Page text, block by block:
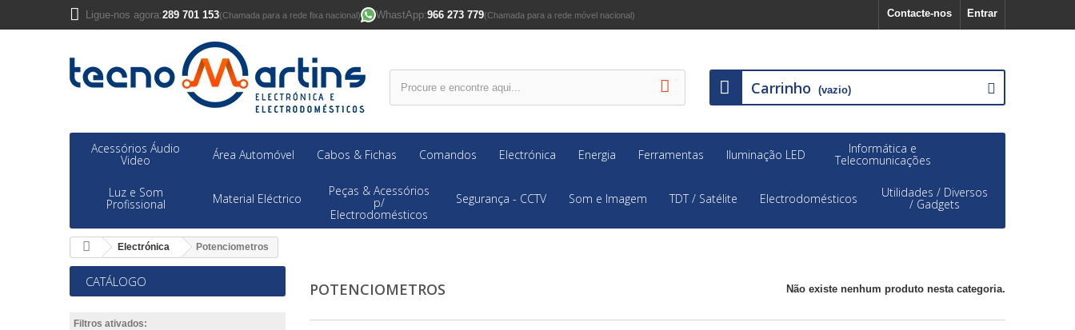
Entrar
Contacte-nos
Ligue-nos agora:289 701 153(Chamada para a rede fixa nacional) WhastApp:966 273 779(Chamada para a rede móvel nacional)
Carrinho (vazio)
Acessórios Áudio
Video Área Automóvel Cabos & Fichas Comandos Electrónica Energia Ferramentas Iluminação LED Informática e
Telecomunicações
Luz e Som
Profissional Material Eléctrico
Peças & Acessórios
p/
Electrodomésticos
Segurança - CCTV Som e Imagem TDT / Satélite Electrodomésticos Utilidades / Diversos
/ Gadgets
Electrónica Potenciometros
CATÁLOGO
Filtros ativados:
POTENCIOMETROS Não existe nenhum produto nesta categoria.